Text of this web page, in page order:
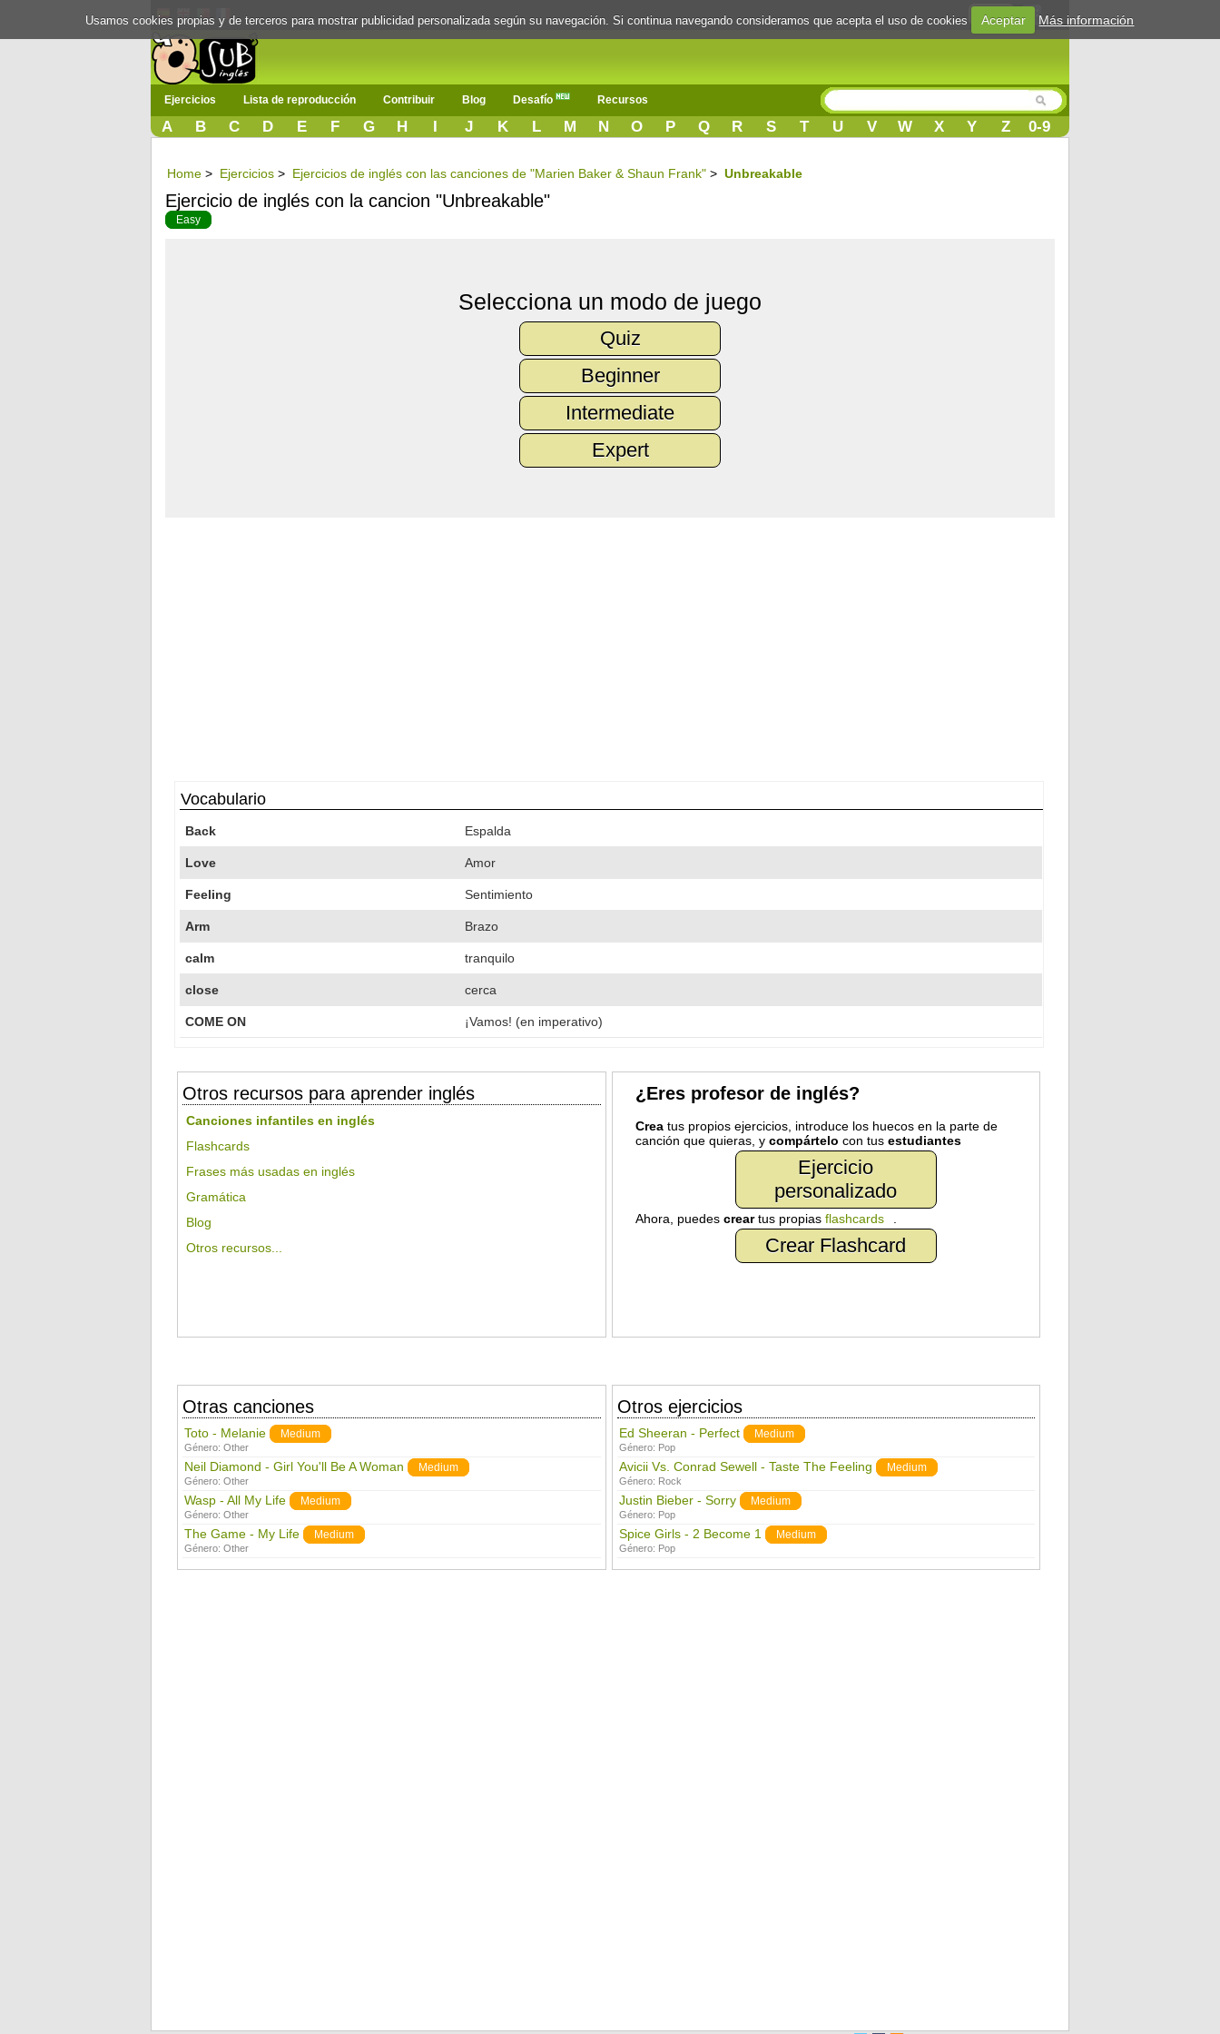
Login
Ejercicios Lista de reproducción Contribuir Blog Desafío Recursos
A B C D E F G H I J K L M N O P Q R S T U V W X Y Z 0-9
Home > Ejercicios > Ejercicios de inglés con las canciones de "Marien Baker & Shaun Frank" > Unbreakable
Ejercicio de inglés con la cancion "Unbreakable"
Easy
Selecciona un modo de juego
Quiz
Beginner
Intermediate
Expert
Vocabulario
Back Espalda
Love Amor
Feeling Sentimiento
Arm Brazo
calm tranquilo
close cerca
COME ON ¡Vamos! (en imperativo)
Otros recursos para aprender inglés
Canciones infantiles en inglés
Flashcards
Frases más usadas en inglés
Gramática
Blog
Otros recursos...
¿Eres profesor de inglés?
Creatus propios ejercicios, introduce los huecos en la parte de
canción que quieras, y compártelo con tus estudiantes
Ejercicio
personalizado
Ahora, puedes creartus propias flashcards
Crear Flashcard
Otras canciones
Toto - Melanie Medium
Género: Other
Neil Diamond - Girl You'll Be A Woman Medium
Género: Other
Wasp - All My Life Medium
Género: Other
The Game - My Life Medium
Género: Other
Otros ejercicios
Ed Sheeran - Perfect Medium
Género: Pop
Avicii Vs. Conrad Sewell - Taste The Feeling Medium
Género: Rock
Justin Bieber - Sorry Medium
Género: Pop
Spice Girls - 2 Become 1 Medium
Género: Pop
Usamos cookies propias y de terceros para mostrar publicidad personalizada según su navegación. Si continua navegando consideramos que acepta el uso de cookies Aceptar Más información